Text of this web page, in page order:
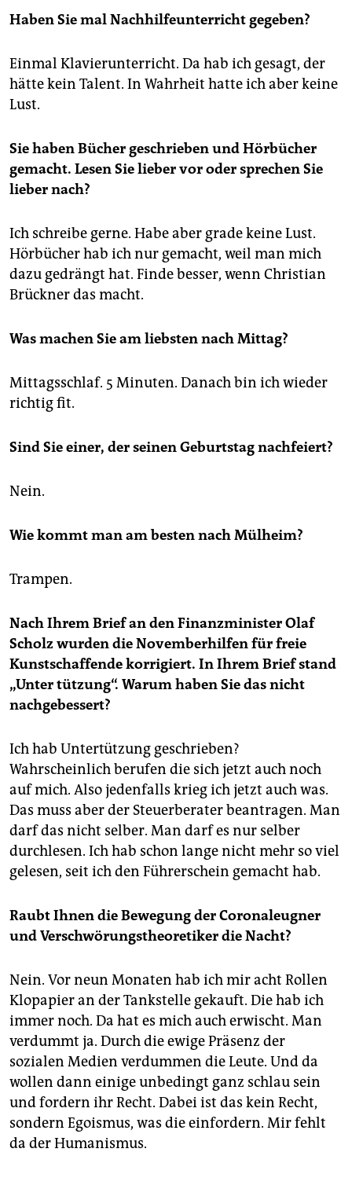
Haben Sie mal Nachhilfeunterricht gegeben?
Einmal Klavierunterricht. Da hab ich gesagt, der
hätte kein Talent. In Wahrheit hatte ich aber keine
Lust.
Sie haben Bücher geschrieben und Hörbücher
gemacht. Lesen Sie lieber vor oder sprechen Sie
lieber nach?
Ich schreibe gerne. Habe aber grade keine Lust.
Hörbücher hab ich nur gemacht, weil man mich
dazu gedrängt hat. Finde besser, wenn Christian
Brückner das macht.
Was machen Sie am liebsten nach Mittag?
Mittagsschlaf. 5 Minuten. Danach bin ich wieder
richtig fit.
Sind Sie einer, der seinen Geburtstag nachfeiert?
Nein.
Wie kommt man am besten nach Mülheim?
Trampen.
Nach Ihrem Brief an den Finanzminister Olaf
Scholz wurden die Novemberhilfen für freie
Kunstschaffende korrigiert. In Ihrem Brief stand
„Unter tützung“. Warum haben Sie das nicht
nachgebessert?
Ich hab Untertützung geschrieben?
Wahrscheinlich berufen die sich jetzt auch noch
auf mich. Also jedenfalls krieg ich jetzt auch was.
Das muss aber der Steuerberater beantragen. Man
darf das nicht selber. Man darf es nur selber
durchlesen. Ich hab schon lange nicht mehr so viel
gelesen, seit ich den Führerschein gemacht hab.
Raubt Ihnen die Bewegung der Coronaleugner
und Verschwörungstheoretiker die Nacht?
Nein. Vor neun Monaten hab ich mir acht Rollen
Klopapier an der Tankstelle gekauft. Die hab ich
immer noch. Da hat es mich auch erwischt. Man
verdummt ja. Durch die ewige Präsenz der
sozialen Medien verdummen die Leute. Und da
wollen dann einige unbedingt ganz schlau sein
und fordern ihr Recht. Dabei ist das kein Recht,
sondern Egoismus, was die einfordern. Mir fehlt
da der Humanismus.